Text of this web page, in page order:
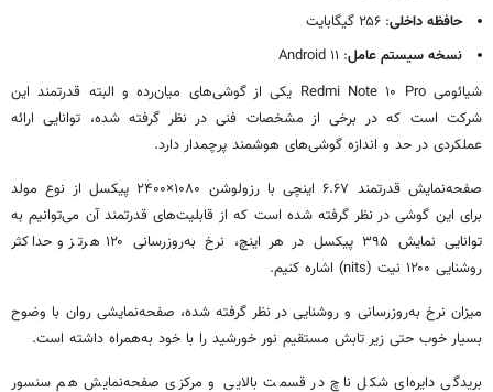
حافظه داخلی: ۲۵۶ گیگابایت
نسخه سیستم عامل: ۱۱ Android
شیائومی Redmi Note ۱۰ Pro یکی از گوشی‌های میان‌رده و البته قدرتمند این
شرکت است که در برخی از مشخصات فنی در نظر گرفته شده، توانایی ارائه
عملکردی در حد و اندازه گوشی‌های هوشمند پرچمدار دارد.
صفحه‌نمایش قدرتمند ۶.۶۷ اینچی با رزولوشن ۱۰۸۰×۲۴۰۰ پیکسل از نوع مولد
برای این گوشی در نظر گرفته شده است که از قابلیت‌های قدرتمند آن می‌توانیم به
توانایی نمایش ۳۹۵ پیکسل در هر اینچ، نرخ به‌روزرسانی ۱۲۰ هرتز و حداکثر
روشنایی ۱۲۰۰ نیت (nits) اشاره کنیم.
میزان نرخ به‌روزرسانی و روشنایی در نظر گرفته شده، صفحه‌نمایشی روان با وضوح
بسیار خوب حتی زیر تابش مستقیم نور خورشید را با خود به‌همراه داشته است.
بریدگی دایره‌ای شکل ناچ در قسمت بالایی و مرکزی صفحه‌نمایش هم سنسور